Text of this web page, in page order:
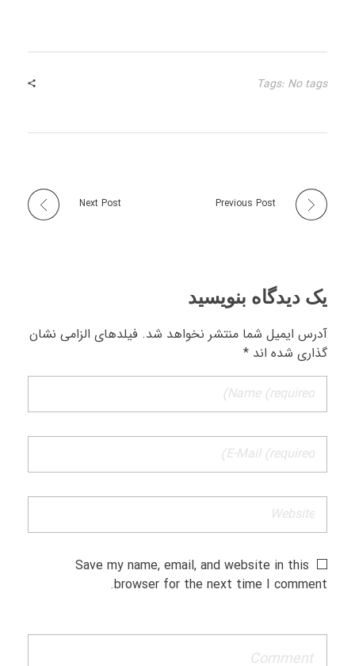
Tags: No tags
Previous Post
Next Post
یک دیدگاه بنویسید
آدرس ایمیل شما منتشر نخواهد شد. فیلدهای الزامی نشان
گذاری شده اند *
Save my name, email, and website in this
browser for the next time I comment.